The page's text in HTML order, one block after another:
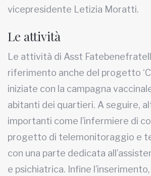
vicepresidente Letizia Moratti.
Le attività
Le attività di Asst
riferimento anche del progetto
iniziate con la campagna
abitanti dei quartieri. A seguire,
importanti come l’infermiere di
progetto di telemonitoraggio e
con una parte dedicata
e psichiatrica. Infine